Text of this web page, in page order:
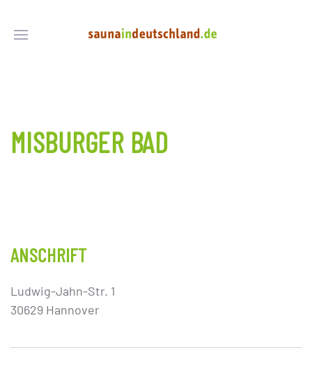
MISBURGER BAD
ANSCHRIFT
Ludwig-Jahn-Str. 1
30629 Hannover